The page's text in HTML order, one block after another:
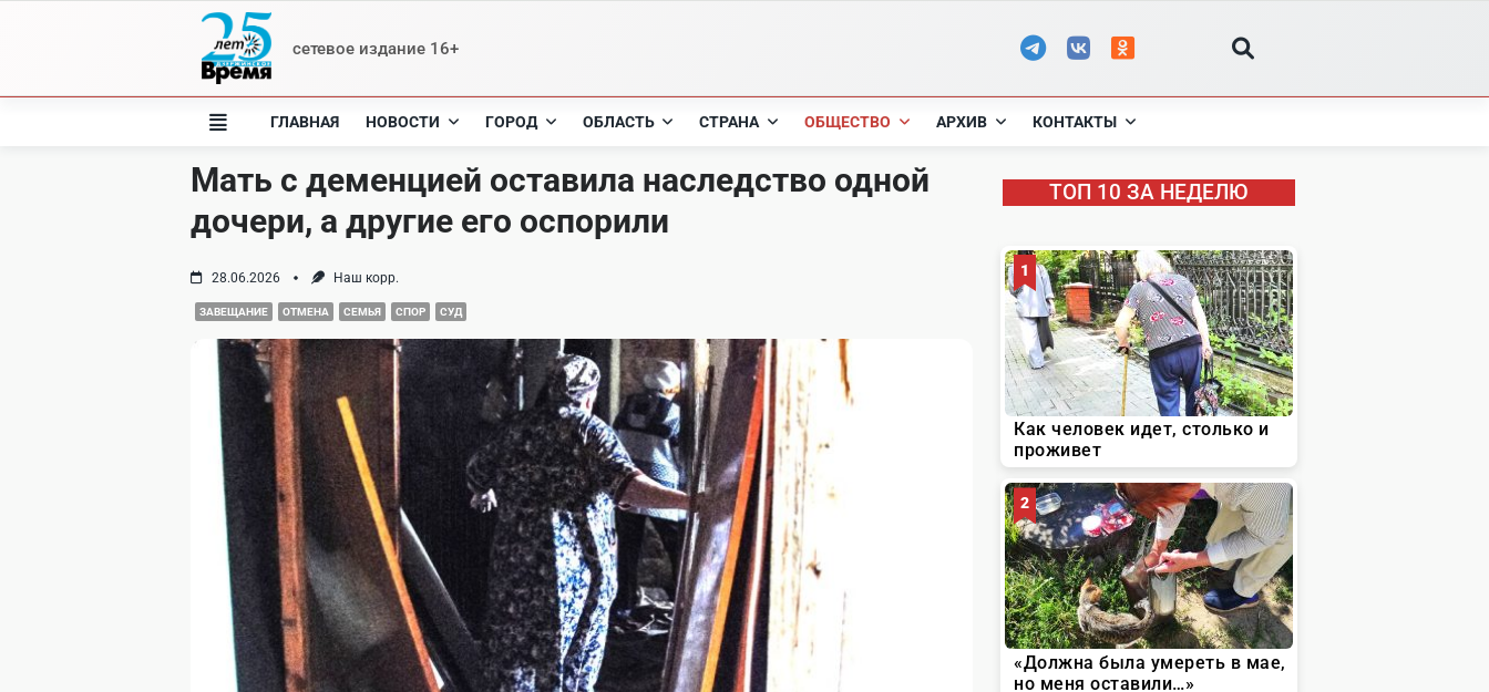
сетевое издание 16+
ГЛАВНАЯ НОВОСТИ ГОРОД ОБЛАСТЬ СТРАНА ОБЩЕСТВО АРХИВ КОНТАКТЫ
Мать с деменцией оставила наследство одной
дочери, а другие его оспорили
28.06.2026 Наш корр.
ЗАВЕЩАНИЕ ОТМЕНА СЕМЬЯ СПОР СУД
ТОП 10 ЗА НЕДЕЛЮ